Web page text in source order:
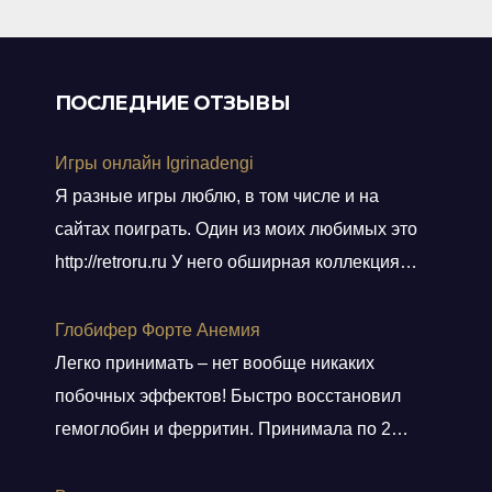
ПОСЛЕДНИЕ ОТЗЫВЫ
Игры онлайн Igrinadengi
Я разные игры люблю, в том числе и на
сайтах поиграть. Один из моих любимых это
http://retroru.ru У него обширная коллекция
все, от культовых хитов 90-х до редких
артефактов, которые наверняка оценят
коллекционеры. Там навигация удобная, а
дизайн сайта выдержан в тематике ретро, и
Глобифер Форте Анемия
Легко принимать – нет вообще никаких
побочных эффектов! Быстро восстановил
гемоглобин и ферритин. Принимала по 2